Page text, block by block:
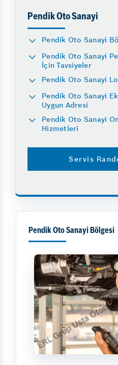
Pendik Oto Sanayi
Pendik Oto Sanayi
Pendik Oto Sanayi
İçin Tavsiyeler
Pendik Oto Sanayi
Pendik Oto Sanayi
Uygun Adresi
Pendik Oto Sanayi
Hizmetleri
Servis
Pendik Oto Sanayi Bölgesi